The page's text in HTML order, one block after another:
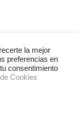
la mejor
preferencias en
consentimiento
Cookies